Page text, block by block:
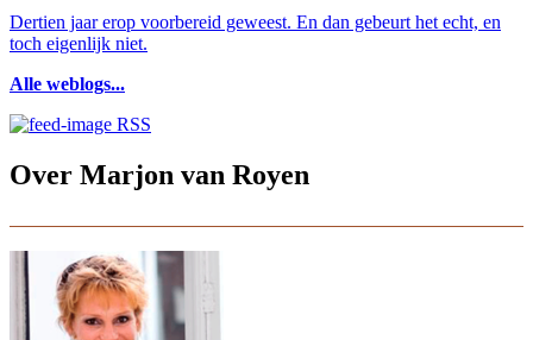
Dertien jaar erop voorbereid geweest. En dan gebeurt het echt, en
toch eigenlijk niet.
Alle weblogs...
RSS
Over Marjon van Royen